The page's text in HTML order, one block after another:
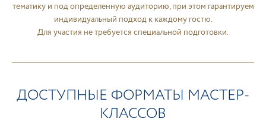
тематику и под определенную аудиторию, при этом гарантируем
индивидуальный подход к каждому гостю.
Для участия не требуется специальной подготовки.
ДОСТУПНЫЕ ФОРМАТЫ МАСТЕР-
КЛАССОВ